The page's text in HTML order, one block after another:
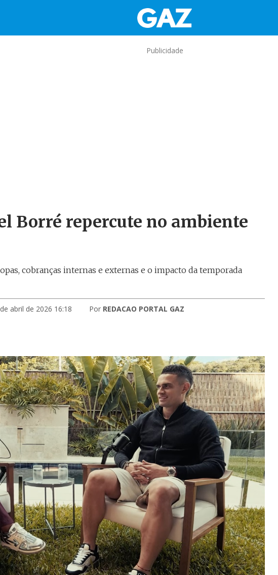
Publicidade
Borré repercute no ambiente
cobranças internas e externas e o impacto da temporada
abril de 2026 16:18 Por REDACAO PORTAL GAZ